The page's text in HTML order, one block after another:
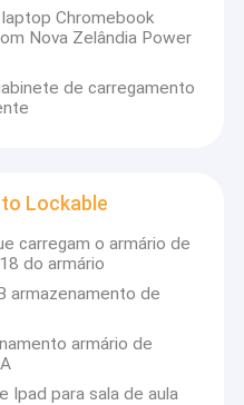
Chromebook
Nova Zelândia Power
de carregamento
Lockable
carregam o armário de
do armário
armazenamento de
armário de
Ipad para sala de aula